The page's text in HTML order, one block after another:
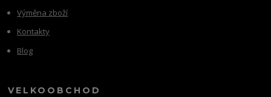
Výměna zboží
Kontakty
Blog
VELKOOBCHOD